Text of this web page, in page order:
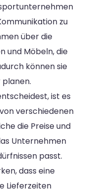
zu
über die
und Möbeln, die
können sie
ist es
verschiedenen
die Preise und
Unternehmen
passt.
dass eine
Lieferzeiten